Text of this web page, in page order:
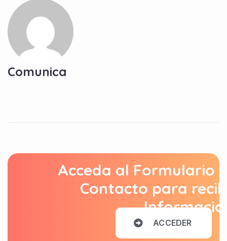
Comunica
Acceda al Formulario
Contacto para
ACCEDER